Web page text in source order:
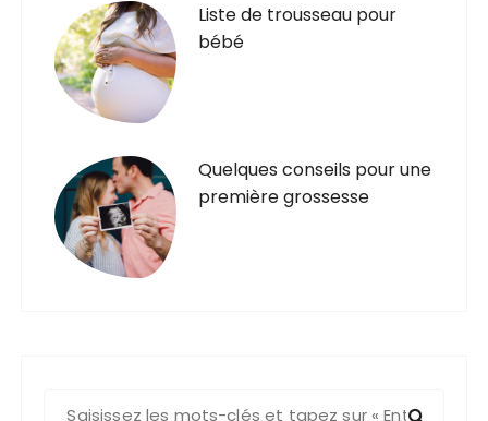
Liste de trousseau pour
bébé
Quelques conseils pour une
première grossesse